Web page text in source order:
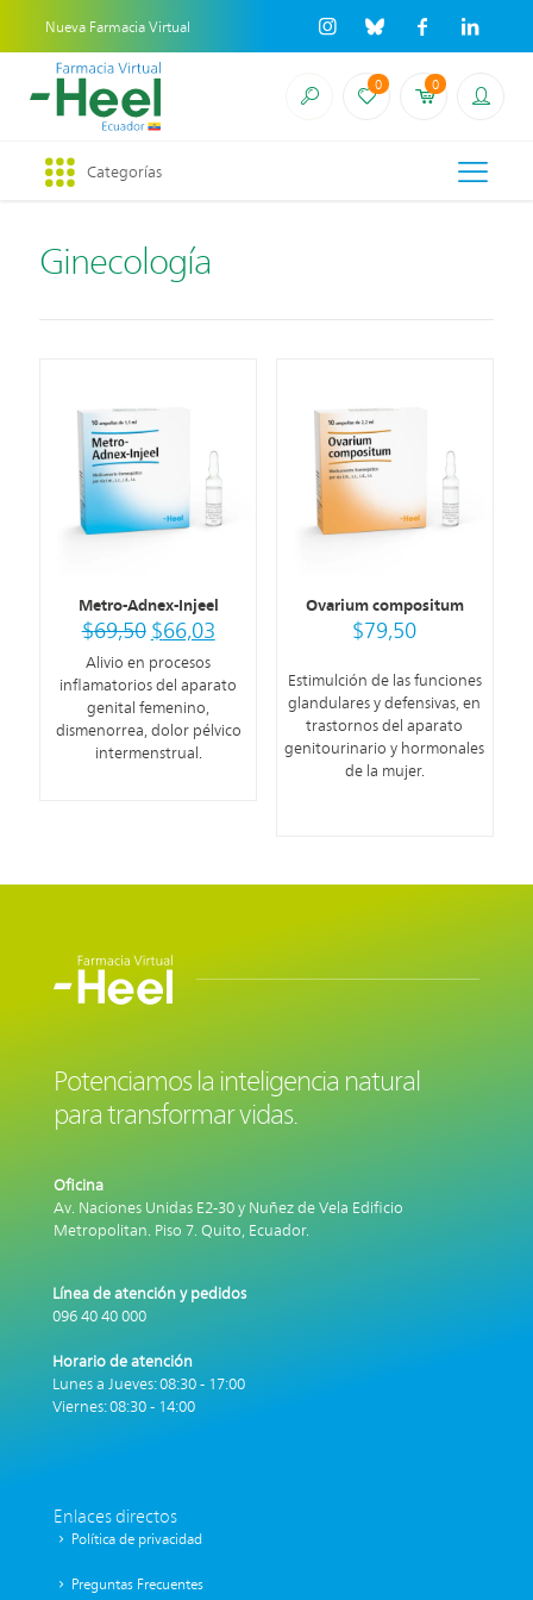
Nueva Farmacia Virtual
0 0
Categorías
Ginecología
Metro-Adnex-Injeel
$69,50 $66,03
Alivio en procesos
inflamatorios del aparato
genital femenino,
dismenorrea, dolor pélvico
intermenstrual.
Ovarium compositum
$79,50
Estimulción de las funciones
glandulares y defensivas, en
trastornos del aparato
genitourinario y hormonales
de la mujer.
Potenciamos la inteligencia natural
para transformar vidas.
Oficina
Av. Naciones Unidas E2-30 y Nuñez de Vela Edificio
Metropolitan. Piso 7. Quito, Ecuador.
Línea de atención y pedidos
096 40 40 000
Horario de atención
Lunes a Jueves: 08:30 - 17:00
Viernes: 08:30 - 14:00
Enlaces directos
Política de privacidad
Preguntas Frecuentes